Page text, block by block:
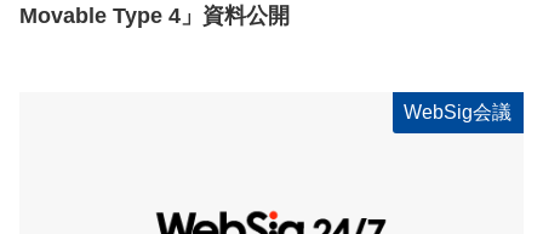
Movable Type 4」資料公開
WebSig会議